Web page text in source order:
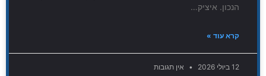
הנכון. איציק…
קרא עוד »
12 ביולי 2026 אין תגובות